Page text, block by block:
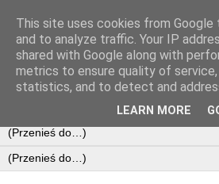
This site uses cookies from
and to analyze traffic. Your IP
shared with Google along with
metrics to ensure quality of
statistics, and to detect and
LEARN MORE